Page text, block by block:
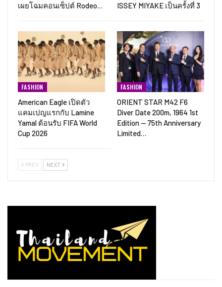
เผยโฉมคอนเซ็ปต์ Rodeo…
ISSEY MIYAKE เป็นครั้งที่ 3
FASHION
American Eagle เปิดตัว
แคมเปญแรกกับ Lamine
Yamal ต้อนรับ FIFA World
Cup 2026
FASHION
ORIENT STAR M42 F6
Diver Date 200m, 1964 1st
Edition — 75th Anniversary
Limited…
PREV NEXT